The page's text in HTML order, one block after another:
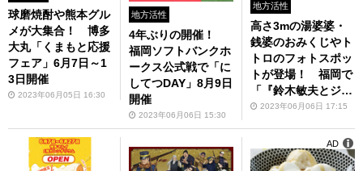
球磨焼酎や熊本グル
メが大集合！ 博多
大丸「くまもと応援
フェア」6月7日～1
3日開催
2023年06月05日 16:30
地方活性
4年ぶりの開催！
福岡ソフトバンクホ
ークス公式戦で「に
してつDAY」8月9日
開催
2023年06月06日 15:30
地方活性
高さ3mの湯婆婆・
銭婆のおみくじやト
トロのフォトスポッ
トが登場！ 福岡で
「『鈴木敏夫とジブ
リ展』また、会えた
2023年06月06日 17:15
AD